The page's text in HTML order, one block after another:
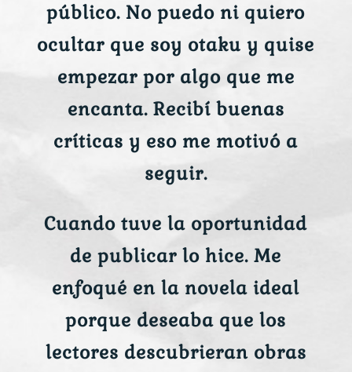
público. No puedo ni quiero
ocultar que soy otaku y quise
empezar por algo que me
encanta. Recibí buenas
críticas y eso me motivó a
seguir.
Cuando tuve la oportunidad
de publicar lo hice. Me
enfoqué en la novela ideal
porque deseaba que los
lectores descubrieran obras